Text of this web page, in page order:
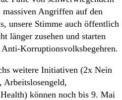
Angriffen auf den
unsere Stimme auch öffentlich
länger zusehen und starten
Anti-Korruptionsvolksbegehren.
weitere Initiativen (2x Nein
können noch bis 9. Mai